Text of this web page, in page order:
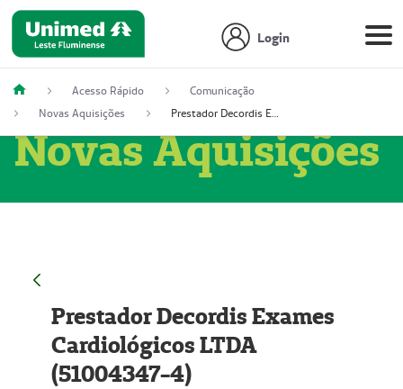
Login
Acesso Rápido
Comunicação
Novas Aquisições
Prestador Decordis Exames Cardiológicos LTDA (51004347-4)
Novas Aquisições
Prestador Decordis Exames
Cardiológicos LTDA
(51004347-4)